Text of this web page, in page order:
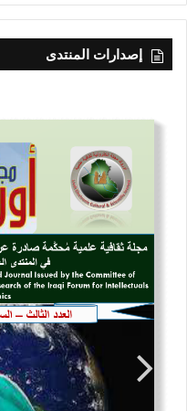
إصدارات المنتدى